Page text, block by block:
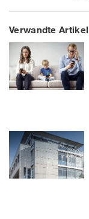
on
Verwandte Artikel